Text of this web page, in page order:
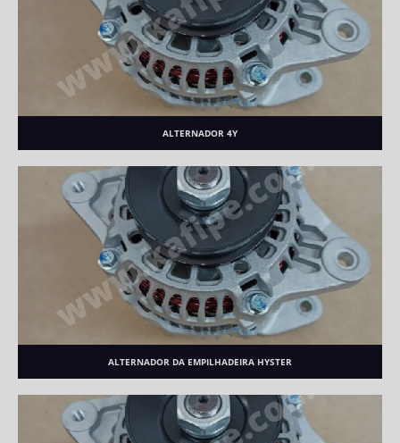
ALTERNADOR 4Y
ALTERNADOR DA EMPILHADEIRA HYSTER